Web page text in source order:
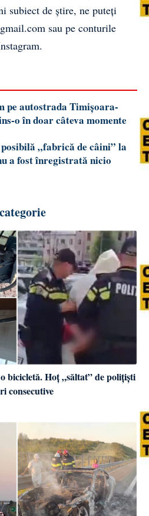
subiect de știre, ne puteți
sau pe conturile
.
pe autostrada Timișoara-
o în doar câteva momente
„fabrică de câini” la
a fost înregistrată nicio
bicicletă. Hoț „săltat” de polițiști
consecutive